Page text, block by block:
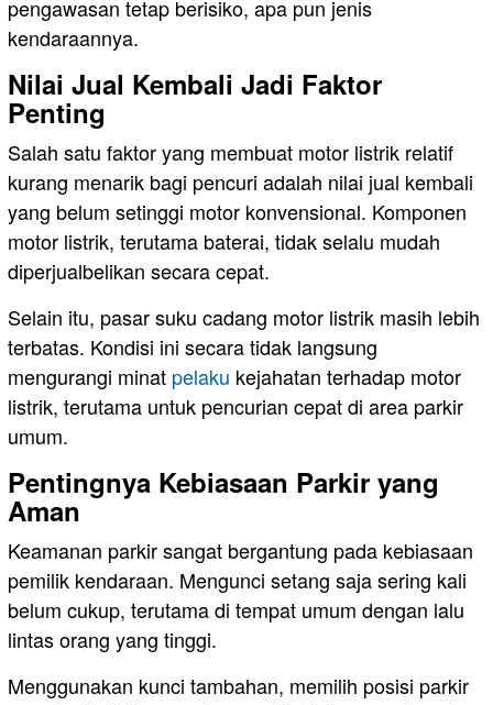
pengawasan tetap berisiko, apa pun jenis
kendaraannya.
Nilai Jual Kembali Jadi Faktor
Penting
Salah satu faktor yang membuat motor listrik relatif
kurang menarik bagi pencuri adalah nilai jual kembali
yang belum setinggi motor konvensional. Komponen
motor listrik, terutama baterai, tidak selalu mudah
diperjualbelikan secara cepat.
Selain itu, pasar suku cadang motor listrik masih lebih
terbatas. Kondisi ini secara tidak langsung
mengurangi minat pelaku kejahatan terhadap motor
listrik, terutama untuk pencurian cepat di area parkir
umum.
Pentingnya Kebiasaan Parkir yang
Aman
Keamanan parkir sangat bergantung pada kebiasaan
pemilik kendaraan. Mengunci setang saja sering kali
belum cukup, terutama di tempat umum dengan lalu
lintas orang yang tinggi.
Menggunakan kunci tambahan, memilih posisi parkir